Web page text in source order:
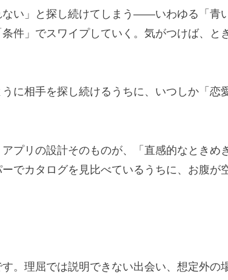
い」と探し続けてしまう——いわゆる「青
件」でスワイプしていく。気がつけば、
相手を探し続けるうちに、いつしか「恋
プリの設計そのものが、「直感的なとき
でカタログを見比べているうちに、お腹
。理屈では説明できない出会い、想定外